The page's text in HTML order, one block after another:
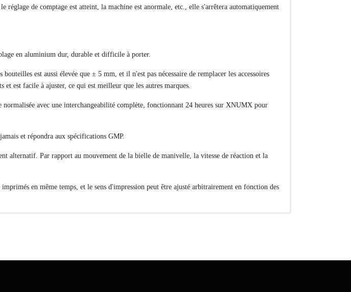
réglage de comptage est atteint, la machine est anormale, etc., elle s'arrêtera automatiquement
en aluminium dur, durable et difficile à porter.
est aussi élevée que ± 5 mm, et il n'est pas nécessaire de remplacer les accessoires
est facile à ajuster, ce qui est meilleur que les autres marques.
avec une interchangeabilité complète, fonctionnant 24 heures sur XNUMX pour
et répondra aux spécifications GMP.
alternatif. Par rapport au mouvement de la bielle de manivelle, la vitesse de réaction et la
en même temps, et le sens d'impression peut être ajusté arbitrairement en fonction des